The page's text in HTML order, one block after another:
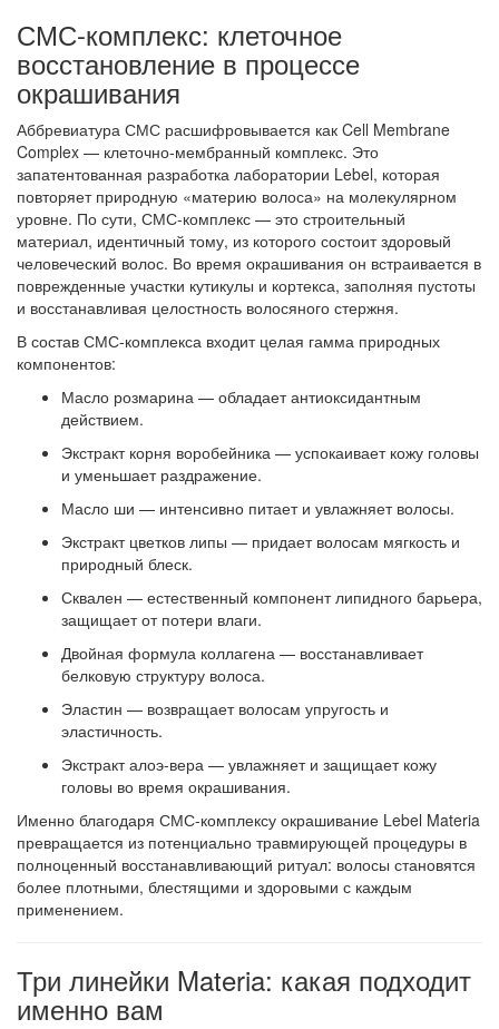
СМС-комплекс: клеточное
восстановление в процессе
окрашивания
Аббревиатура СМС расшифровывается как Cell Membrane
Complex — клеточно-мембранный комплекс. Это
запатентованная разработка лаборатории Lebel, которая
повторяет природную «материю волоса» на молекулярном
уровне. По сути, СМС-комплекс — это строительный
материал, идентичный тому, из которого состоит здоровый
человеческий волос. Во время окрашивания он встраивается в
поврежденные участки кутикулы и кортекса, заполняя пустоты
и восстанавливая целостность волосяного стержня.
В состав СМС-комплекса входит целая гамма природных
компонентов:
Масло розмарина — обладает антиоксидантным
действием.
Экстракт корня воробейника — успокаивает кожу головы
и уменьшает раздражение.
Масло ши — интенсивно питает и увлажняет волосы.
Экстракт цветков липы — придает волосам мягкость и
природный блеск.
Сквален — естественный компонент липидного барьера,
защищает от потери влаги.
Двойная формула коллагена — восстанавливает
белковую структуру волоса.
Эластин — возвращает волосам упругость и
эластичность.
Экстракт алоэ-вера — увлажняет и защищает кожу
головы во время окрашивания.
Именно благодаря СМС-комплексу окрашивание Lebel Materia
превращается из потенциально травмирующей процедуры в
полноценный восстанавливающий ритуал: волосы становятся
более плотными, блестящими и здоровыми с каждым
применением.
Три линейки Materia: какая подходит
именно вам